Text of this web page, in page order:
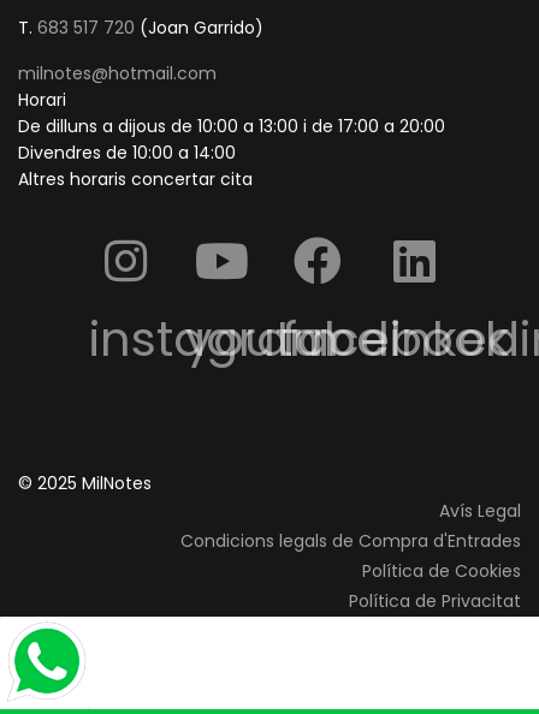
T. 683 517 720 (Joan Garrido)
milnotes@hotmail.com
Horari
De dilluns a dijous de 10:00 a 13:00 i de 17:00 a 20:00
Divendres de 10:00 a 14:00
Altres horaris concertar cita
instagram
youtube
facebook
© 2025 MilNotes
Avís Legal
Condicions legals de Compra d'Entrades
Política de Cookies
Política de Privacitat